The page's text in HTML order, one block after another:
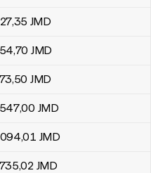
,35 JMD
,70 JMD
,50 JMD
,00 JMD
,01 JMD
,02 JMD